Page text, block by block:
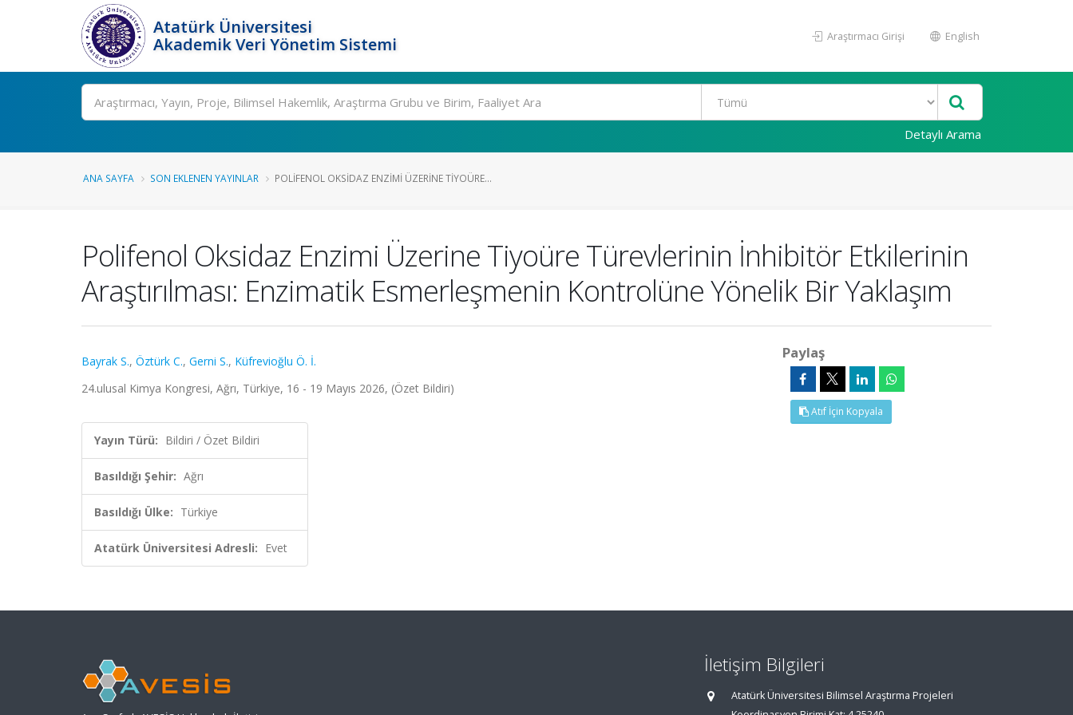
Atatürk Üniversitesi
Akademik Veri Yönetim Sistemi
Araştırmacı Girişi English
Ara
Detaylı Arama
ANA SAYFA SON EKLENEN YAYINLAR POLIFENOL OKSIDAZ ENZIMI ÜZERINE TIYOÜRE...
Polifenol Oksidaz Enzimi Üzerine Tiyoüre Türevlerinin İnhibitör Etkilerinin
Araştırılması: Enzimatik Esmerleşmenin Kontrolüne Yönelik Bir Yaklaşım
Bayrak S., Öztürk C., Gerni S., Küfrevioğlu Ö. İ.
24.ulusal Kimya Kongresi, Ağrı, Türkiye, 16 - 19 Mayıs 2026, (Özet Bildiri)
Yayın Türü: Bildiri / Özet Bildiri
Basıldığı Şehir: Ağrı
Basıldığı Ülke: Türkiye
Atatürk Üniversitesi Adresli: Evet
Paylaş
Atıf İçin Kopyala
İletişim Bilgileri
Atatürk Üniversitesi Bilimsel Araştırma Projeleri